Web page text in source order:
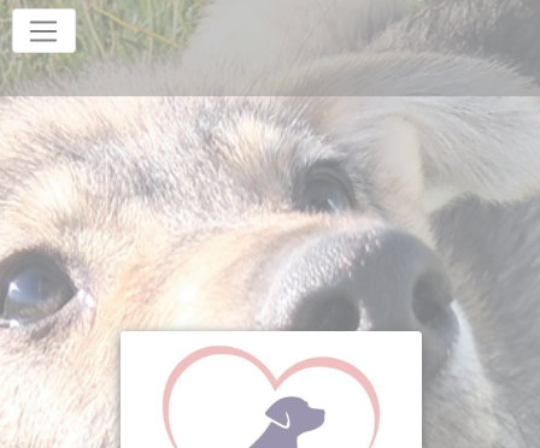
Panneau de gestion des cookies